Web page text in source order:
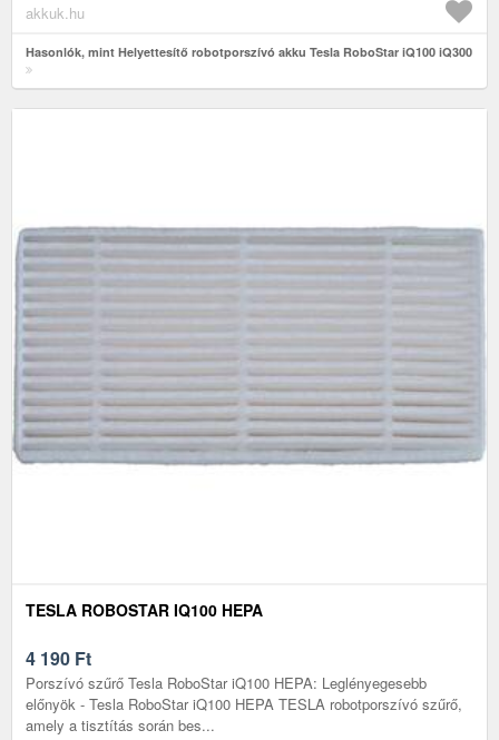
akkuk.hu
Hasonlók, mint Helyettesítő robotporszívó akku Tesla RoboStar iQ100 iQ300
TESLA ROBOSTAR IQ100 HEPA
4 190 Ft
Porszívó szűrő Tesla RoboStar iQ100 HEPA: Leglényegesebb
előnyök - Tesla RoboStar iQ100 HEPA TESLA robotporszívó szűrő,
amely a tisztítás során bes...